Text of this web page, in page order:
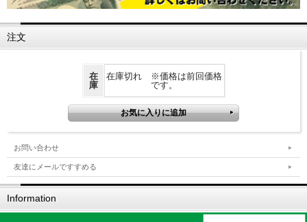
注文
在
庫
在庫切れ ※価格は前回価格
です。
お問い合わせ
友達にメールですすめる
Information